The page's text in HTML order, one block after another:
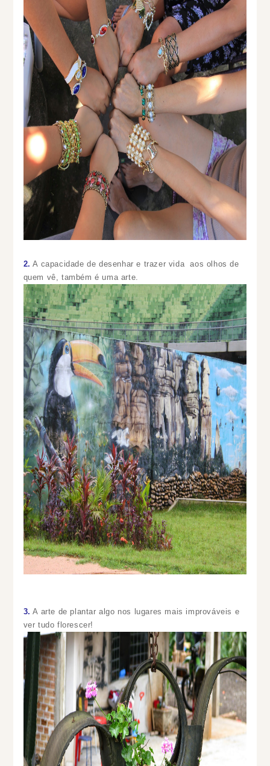
2. A capacidade de desenhar e trazer vida aos olhos de
quem vê, também é uma arte.
3. A arte de plantar algo nos lugares mais improváveis e
ver tudo florescer!